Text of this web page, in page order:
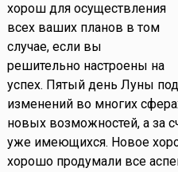
хорош для осуществления
всех ваших планов в том
случае, если вы
решительно настроены на
успех. Пятый день Луны
изменений во многих
новых возможностей, а за
уже имеющихся. Новое
хорошо продумали все